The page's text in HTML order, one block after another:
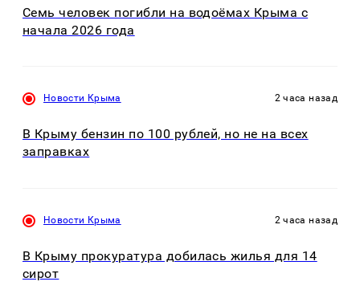
Семь человек погибли на водоёмах Крыма с
начала 2026 года
Новости Крыма 2 часа назад
В Крыму бензин по 100 рублей, но не на всех
заправках
Новости Крыма 2 часа назад
В Крыму прокуратура добилась жилья для 14
сирот